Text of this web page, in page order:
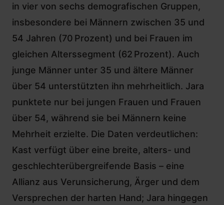
in vier von sechs demografischen Gruppen,
insbesondere bei Männern zwischen 35 und
54 Jahren (70 Prozent) und bei Frauen im
gleichen Alterssegment (62 Prozent). Auch
junge Männer unter 35 und ältere Männer
über 54 unterstützten ihn mehrheitlich. Jara
punktete nur bei jungen Frauen und Frauen
über 54, während sie bei Männern keine
Mehrheit erzielte. Die Daten verdeutlichen:
Kast verfügt über eine breite, alters- und
geschlechterübergreifende Basis – eine
Allianz aus Verunsicherung, Ärger und dem
Versprechen der harten Hand; Jara hingegen